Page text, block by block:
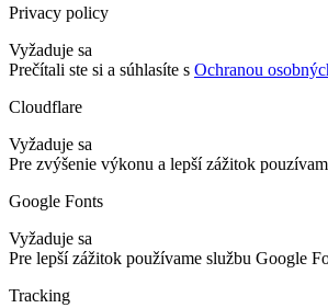
Privacy policy
Vyžaduje sa
Prečítali ste si a súhlasíte s Ochranou
Cloudflare
Vyžaduje sa
Pre zvýšenie výkonu a lepší zážitok
Google Fonts
Vyžaduje sa
Pre lepší zážitok používame službu Google
Tracking